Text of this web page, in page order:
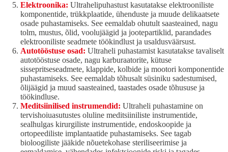
Elektroonika: Ultrahelipuhastust kasutatakse elektrooniliste
komponentide, trükkplaatide, ühenduste ja muude delikaatsete
osade puhastamiseks. See eemaldab ohutult saasteained, nagu
tolm, mustus, õlid, voolujäägid ja jootepartiklid, parandades
elektrooniliste seadmete töökindlust ja usaldusväärsust.
Autotööstuse osad: Ultraheli puhastamist kasutatakse tavaliselt
autotööstuse osade, nagu karburaatorite, kütuse
sissepritseseadmete, klappide, kolbide ja mootori komponentide
puhastamiseks. See eemaldab tõhusalt süsiniku sadestumised,
õlijäägid ja muud saasteained, taastades osade tõhususe ja
töökindluse.
Meditsiinilised instrumendid: Ultraheli puhastamine on
tervishoiuasutustes oluline meditsiiniliste instrumentide,
sealhulgas kirurgiliste instrumentide, endoskoopide ja
ortopeediliste implantaatide puhastamiseks. See tagab
bioloogiliste jääkide nõuetekohase steriliseerimise ja